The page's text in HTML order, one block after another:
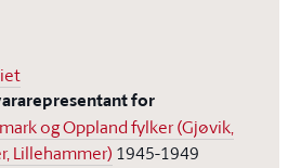
for
og Oppland fylker (Gjøvik,
Lillehammer) 1945-1949